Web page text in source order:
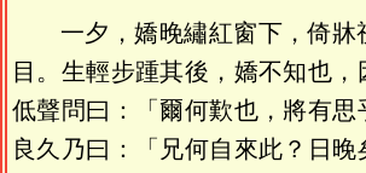
一夕，嬌晚繡紅窗下，倚牀
目。生輕步踵其後，嬌不知也，
低聲問曰：「爾何歎也，將有思
良久乃曰：「兄何自來此？日晚